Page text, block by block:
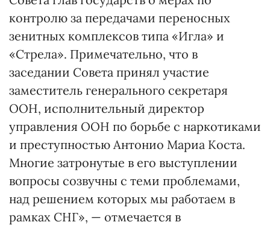
контролю за передачами переносных
зенитных комплексов типа «Игла» и
«Стрела». Примечательно, что в
заседании Совета принял участие
заместитель генерального секретаря
ООН, исполнительный директор
управления ООН по борьбе с наркотиками
и преступностью Антонио Мариа Коста.
Многие затронутые в его выступлении
вопросы созвучны с теми проблемами,
над решением которых мы работаем в
рамках СНГ», — отмечается в